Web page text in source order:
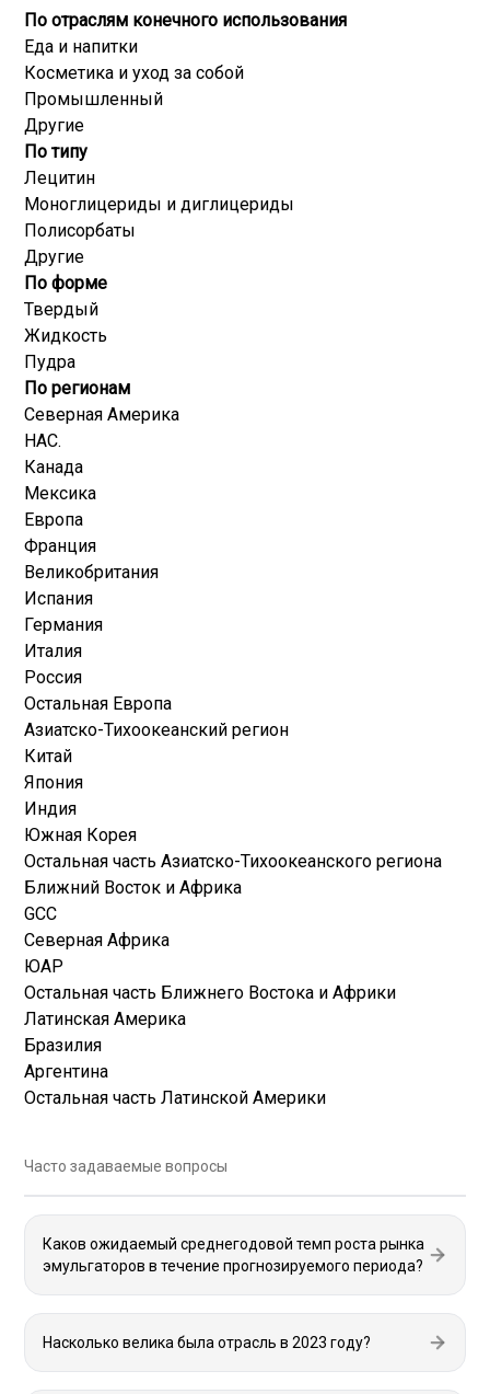
По отраслям конечного использования
Еда и напитки
Косметика и уход за собой
Промышленный
Другие
По типу
Лецитин
Моноглицериды и диглицериды
Полисорбаты
Другие
По форме
Твердый
Жидкость
Пудра
По регионам
Северная Америка
НАС.
Канада
Мексика
Европа
Франция
Великобритания
Испания
Германия
Италия
Россия
Остальная Европа
Азиатско-Тихоокеанский регион
Китай
Япония
Индия
Южная Корея
Остальная часть Азиатско-Тихоокеанского региона
Ближний Восток и Африка
GCC
Северная Африка
ЮАР
Остальная часть Ближнего Востока и Африки
Латинская Америка
Бразилия
Аргентина
Остальная часть Латинской Америки
Часто задаваемые вопросы
Каков ожидаемый среднегодовой темп роста рынка
эмульгаторов в течение прогнозируемого периода?
Насколько велика была отрасль в 2023 году?